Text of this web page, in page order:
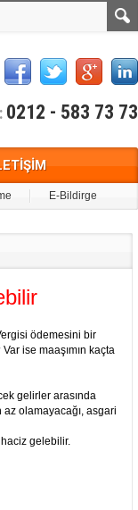
0212 - 583 73 73
E-Bildirge
ödemesini bir
ise maaşımın kaçta
gelirler arasında
az olamayacağı, asgari
gelebilir.